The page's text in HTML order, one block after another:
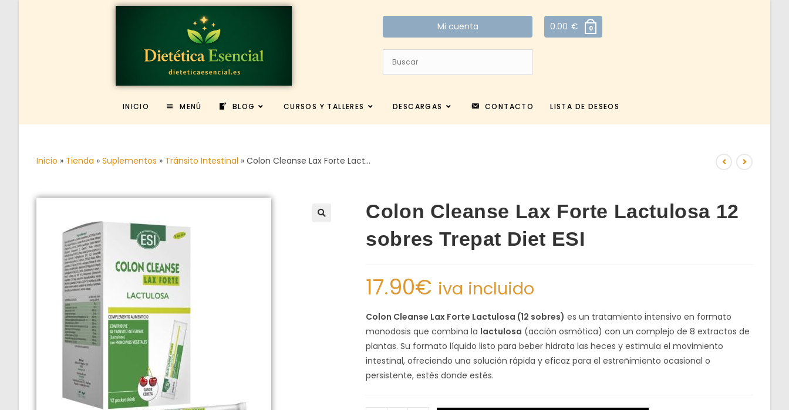
Mi cuenta 0.00 € 0
INICIO MENÚ BLOG CURSOS Y TALLERES DESCARGAS CONTACTO LISTA DE DESEOS
Inicio » Tienda » Suplementos » Tránsito Intestinal » Colon Cleanse Lax Forte Lact…
Colon Cleanse Lax Forte Lactulosa 12
sobres Trepat Diet ESI
17.90€ iva incluido
Colon Cleanse Lax Forte Lactulosa (12 sobres) es un tratamiento intensivo en formato
monodosis que combina la lactulosa (acción osmótica) con un complejo de 8 extractos de
plantas. Su formato líquido listo para beber hidrata las heces y estimula el movimiento
intestinal, ofreciendo una solución rápida y eficaz para el estreñimiento ocasional o
persistente, estés donde estés.